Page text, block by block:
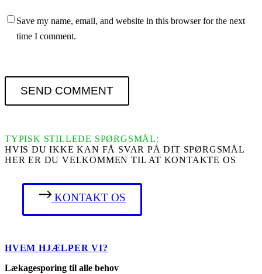
Save my name, email, and website in this browser for the next
time I comment.
SEND COMMENT
TYPISK STILLEDE SPØRGSMÅL:
HVIS DU IKKE KAN FÅ SVAR PÅ DIT SPØRGSMÅL
HER ER DU VELKOMMEN TIL AT KONTAKTE OS
KONTAKT OS
HVEM HJÆLPER VI?
Lækagesporing til alle behov